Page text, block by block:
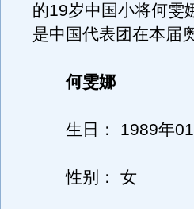
的19岁中国小将何雯
是中国代表团在本届
何雯娜
生日： 1989年01
性别： 女